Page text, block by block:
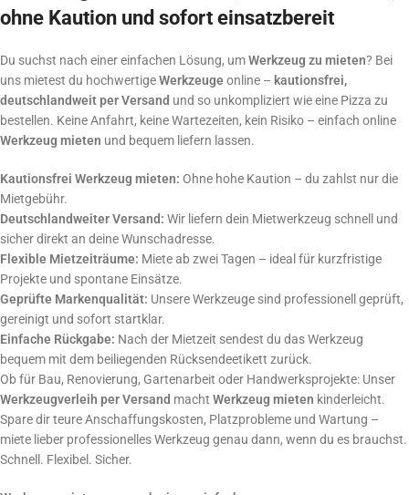
ohne Kaution und sofort einsatzbereit
Du suchst nach einer einfachen Lösung, umWerkzeug zu mieten? Bei
uns mietest du hochwertigeWerkzeuge online – kautionsfrei,
deutschlandweit per Versand und so unkompliziert wie eine Pizza zu
bestellen. Keine Anfahrt, keine Wartezeiten, kein Risiko – einfach online
Werkzeug mieten und bequem liefern lassen.
Kautionsfrei Werkzeug mieten: Ohne hohe Kaution – du zahlst nur die
Mietgebühr.
Deutschlandweiter Versand: Wir liefern dein Mietwerkzeug schnell und
sicher direkt an deine Wunschadresse.
Flexible Mietzeiträume: Miete ab zwei Tagen – ideal für kurzfristige
Projekte und spontane Einsätze.
Geprüfte Markenqualität: Unsere Werkzeuge sind professionell geprüft,
gereinigt und sofort startklar.
Einfache Rückgabe: Nach der Mietzeit sendest du das Werkzeug
bequem mit dem beiliegenden Rücksendeetikett zurück.
Ob für Bau, Renovierung, Gartenarbeit oder Handwerksprojekte: Unser
Werkzeugverleih per Versand macht Werkzeug mieten kinderleicht.
Spare dir teure Anschaffungskosten, Platzprobleme und Wartung –
miete lieber professionelles Werkzeug genau dann, wenn du es brauchst.
Schnell. Flexibel. Sicher.